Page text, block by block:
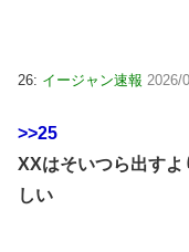
26: イージャン速報 2026/
>>25
XXはそいつら出す
しい